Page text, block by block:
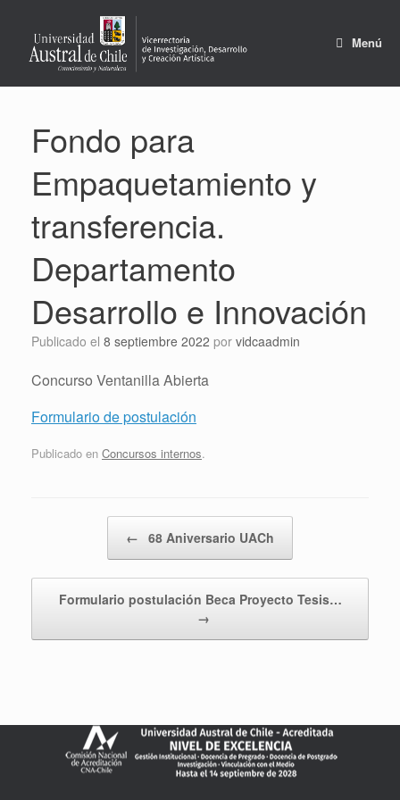
contenido
Menú
Fondo para
Empaquetamiento y
transferencia.
Departamento
Desarrollo e Innovación
Publicado el 8 septiembre 2022 por vidcaadmin
Concurso Ventanilla Abierta
Formulario de postulación
Publicado en Concursos internos.
← 68 Aniversario UACh
Formulario postulación Beca Proyecto Tesis…
→